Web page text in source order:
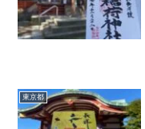
東京都